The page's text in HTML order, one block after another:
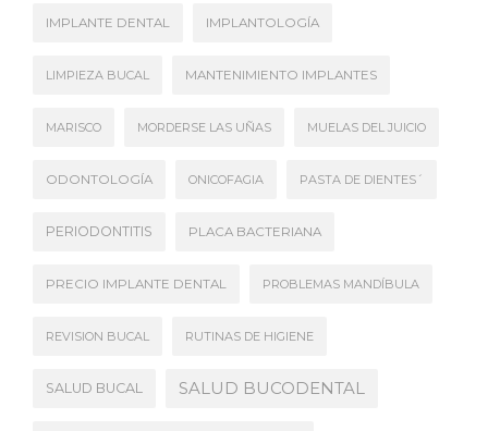
IMPLANTE DENTAL IMPLANTOLOGÍA
LIMPIEZA BUCAL MANTENIMIENTO IMPLANTES
MARISCO MORDERSE LAS UÑAS MUELAS DEL JUICIO
ODONTOLOGÍA ONICOFAGIA PASTA DE DIENTES´
PERIODONTITIS PLACA BACTERIANA
PRECIO IMPLANTE DENTAL PROBLEMAS MANDÍBULA
REVISION BUCAL RUTINAS DE HIGIENE
SALUD BUCAL SALUD BUCODENTAL